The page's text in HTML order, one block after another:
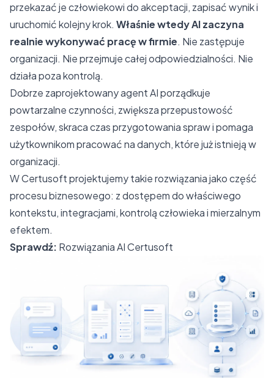
przekazać je człowiekowi do akceptacji, zapisać wynik i
uruchomić kolejny krok. Właśnie wtedy AI zaczyna
realnie wykonywać pracę w firmie. Nie zastępuje
organizacji. Nie przejmuje całej odpowiedzialności. Nie
działa poza kontrolą.
Dobrze zaprojektowany agent AI porządkuje
powtarzalne czynności, zwiększa przepustowość
zespołów, skraca czas przygotowania spraw i pomaga
użytkownikom pracować na danych, które już istnieją w
organizacji.
W Certusoft projektujemy takie rozwiązania jako część
procesu biznesowego: z dostępem do właściwego
kontekstu, integracjami, kontrolą człowieka i mierzalnym
efektem.
Sprawdź: Rozwiązania AI Certusoft